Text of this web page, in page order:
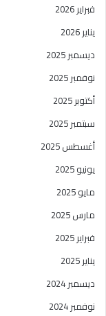
فبراير 2026
يناير 2026
ديسمبر 2025
نوفمبر 2025
أكتوبر 2025
سبتمبر 2025
أغسطس 2025
يونيو 2025
مايو 2025
مارس 2025
فبراير 2025
يناير 2025
ديسمبر 2024
نوفمبر 2024